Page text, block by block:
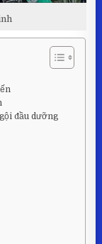
đầu dưỡng